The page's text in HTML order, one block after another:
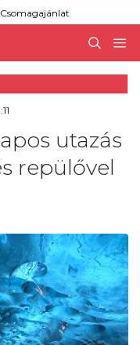
Csomagajánlat
utazás
repülővel